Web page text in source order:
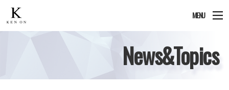
MENU
News&Topics